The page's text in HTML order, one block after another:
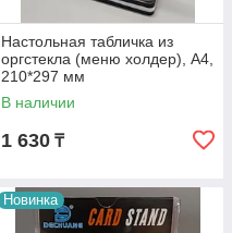
Настольная табличка из
оргстекла (меню холдер), А4,
210*297 мм
В наличии
1 630 ₸
Новинка